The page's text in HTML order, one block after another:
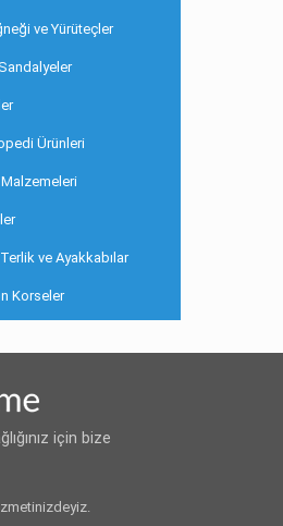
ve Yürüteçler
Ürünleri
ve Ayakkabılar
Korseler
için bize